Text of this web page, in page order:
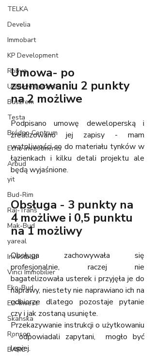
TELKA
Develia
Immobart
KP Development
Robyg
Unidevelopment
Buszrem
Testa
Bródno Centrum
Echo Investments
Arbud
yit
Bud-Rim
Raj-Trans
Mak-Bud
yareal
Investbud
Vinci Immobilier
Eko-Bud
ED-Invest
Skanska
Ronson
BARC
Umowa- po
zsumowaniu 2 punkty
na 2 możliwe
Podpisano umowę deweloperską i
zrealizowano jej zapisy - mam
wątpliwości co do materiału tynków w
łązienkach i kilku detali projektu ale
będą wyjaśnione.
Obsługa - 3 punkty na
4 możliwe i 0,5 punktu
na 1 możliwy
Obsługa zachowywała się
profesjonalnie, raczej nie
bagatelizowała usterek i przyjęła je do
naprawy, niestety nie naprawiano ich na
odbiorze dlatego pozostaje pytanie
czy i jak zostaną usunięte.
Przekazywanie instrukcji o użytkowaniu
- odpowiadali zapytani,  mogło być
lepiej.